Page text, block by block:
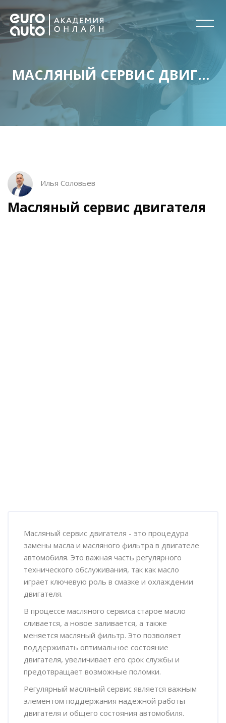
МАСЛЯНЫЙ СЕРВИС ДВИГАТЕЛЯ
Блоки
Пропустить [Cocoon] Описание курса
Илья Соловьев
Масляный сервис двигателя
Масляный сервис двигателя - это процедура
замены масла и масляного фильтра в двигателе
автомобиля. Это важная часть регулярного
технического обслуживания, так как масло
играет ключевую роль в смазке и охлаждении
двигателя.
В процессе масляного сервиса старое масло
сливается, а новое заливается, а также
меняется масляный фильтр. Это позволяет
поддерживать оптимальное состояние
двигателя, увеличивает его срок службы и
предотвращает возможные поломки.
Регулярный масляный сервис является важным
элементом поддержания надежной работы
двигателя и общего состояния автомобиля.